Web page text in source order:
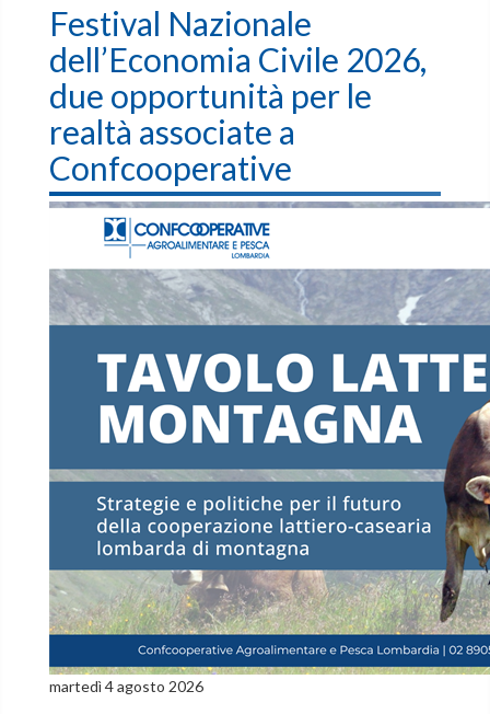
Festival Nazionale
dell’Economia Civile 2026,
due opportunità per le
realtà associate a
Confcooperative
martedì 4 agosto 2026